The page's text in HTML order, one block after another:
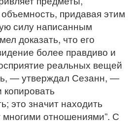
придавая этим
силу написанным
доказать, что его
более правдиво и
реальных вещей
— утверждал Сезанн, —
копировать
это значит находить
отношениями”. С